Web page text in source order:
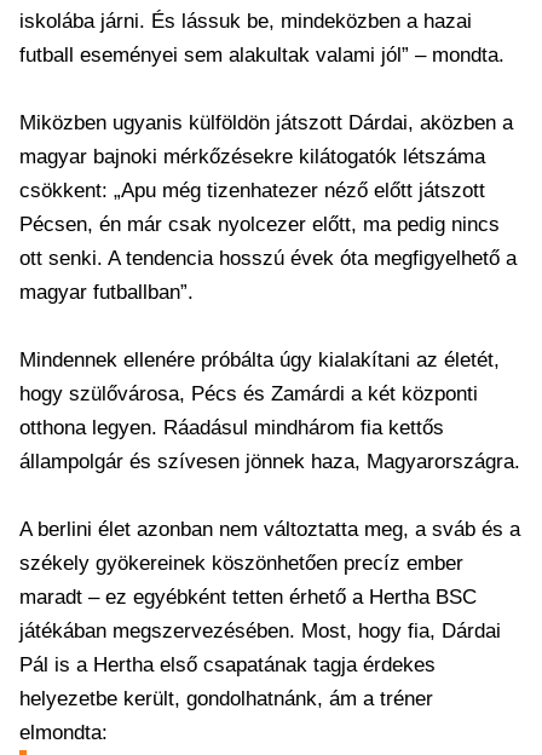
iskolába járni. És lássuk be, mindeközben a hazai
futball eseményei sem alakultak valami jól” – mondta.
Miközben ugyanis külföldön játszott Dárdai, aközben a
magyar bajnoki mérkőzésekre kilátogatók létszáma
csökkent: „Apu még tizenhatezer néző előtt játszott
Pécsen, én már csak nyolcezer előtt, ma pedig nincs
ott senki. A tendencia hosszú évek óta megfigyelhető a
magyar futballban”.
Mindennek ellenére próbálta úgy kialakítani az életét,
hogy szülővárosa, Pécs és Zamárdi a két központi
otthona legyen. Ráadásul mindhárom fia kettős
állampolgár és szívesen jönnek haza, Magyarországra.
A berlini élet azonban nem változtatta meg, a sváb és a
székely gyökereinek köszönhetően precíz ember
maradt – ez egyébként tetten érhető a Hertha BSC
játékában megszervezésében. Most, hogy fia, Dárdai
Pál is a Hertha első csapatának tagja érdekes
helyezetbe került, gondolhatnánk, ám a tréner
elmondta: